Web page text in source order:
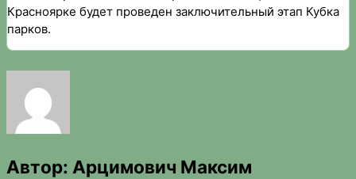
Красноярке будет проведен заключительный этап Кубка
парков.
Автор: Арцимович Максим